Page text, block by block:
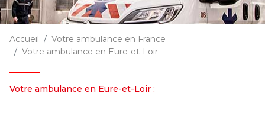
Accueil
Votre ambulance en France
Votre ambulance en Eure-et-Loir
Votre ambulance en Eure-et-Loir :